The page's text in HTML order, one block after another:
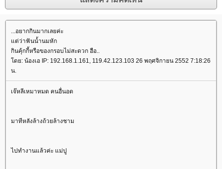
...อยากกินมากเลยค่ะ
ต่ว่าฟันน้ำนมหัก
กินคุ้กกี้หรือของกรอบไม่สะดวก ฮือ..
ดย: น้องเอ IP: 192.168.1.161, 119.42.123.103 26 พฤศจิกายน 2552 7:18:26
น.
เจ๊หลีเหมาหมด คนอื่นอด
มาทีหลังล้างถ้วยล้างชาม
ไปทำงานแล้วค่ะ แม่ปู